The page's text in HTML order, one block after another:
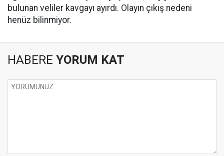
bulunan veliler kavgayı ayırdı. Olayın çıkış nedeni
henüz bilinmiyor.
HABERE YORUM KAT